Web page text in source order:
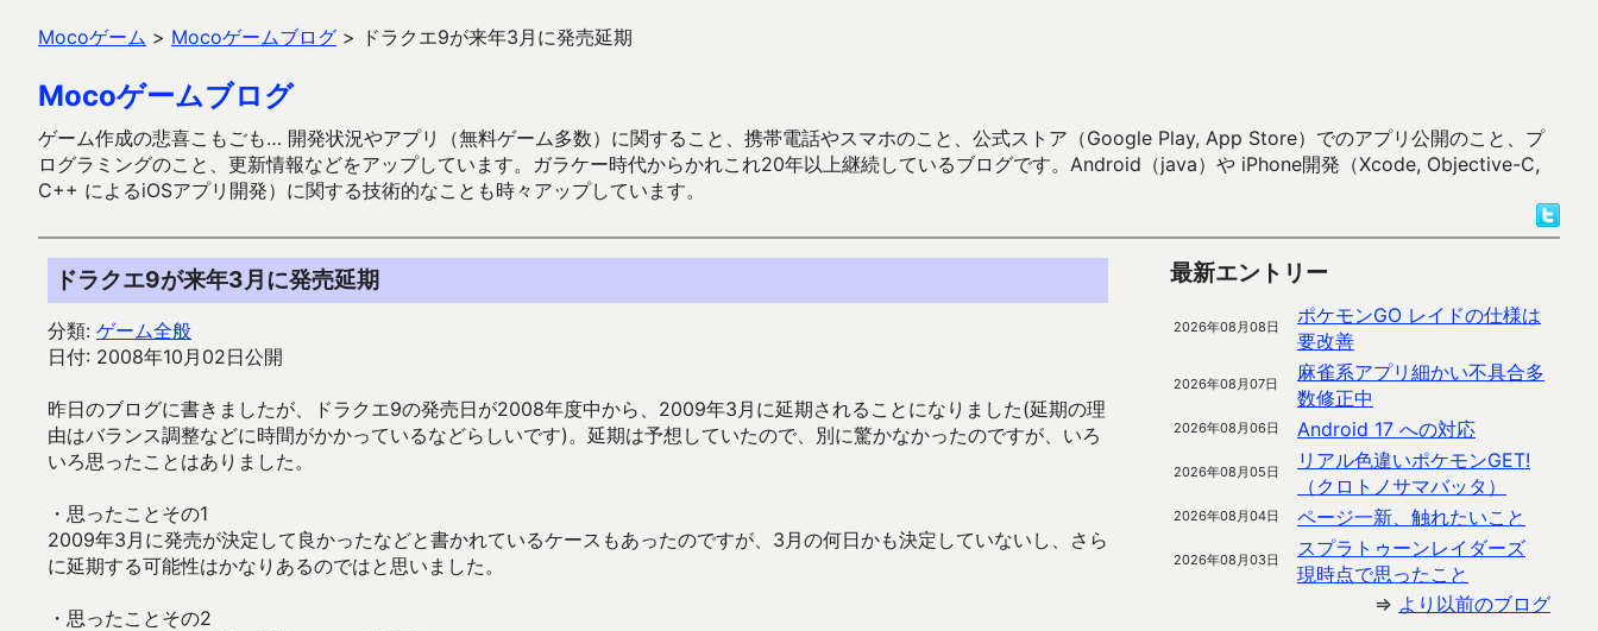
Mocoゲーム > Mocoゲームブログ > ドラクエ9が来年3月に発売延期
Mocoゲームブログ
ゲーム作成の悲喜こもごも… 開発状況やアプリ（無料ゲーム多数）に関すること、携帯電話やスマホのこと、公式ストア（Google Play, App Store）でのアプリ公開のこと、プ
ログラミングのこと、更新情報などをアップしています。ガラケー時代からかれこれ20年以上継続しているブログです。Android（java）や iPhone開発（Xcode, Objective-C,
C++ によるiOSアプリ開発）に関する技術的なことも時々アップしています。
ドラクエ9が来年3月に発売延期
分類: ゲーム全般
日付: 2008年10月02日公開
昨日のブログに書きましたが、ドラクエ9の発売日が2008年度中から、2009年3月に延期されることになりました(延期の理
由はバランス調整などに時間がかかっているなどらしいです)。延期は予想していたので、別に驚かなかったのですが、いろ
いろ思ったことはありました。
・思ったことその1
2009年3月に発売が決定して良かったなどと書かれているケースもあったのですが、3月の何日かも決定していないし、さら
に延期する可能性はかなりあるのではと思いました。
・思ったことその2
最新エントリー
2026年08月08日
ポケモンGO レイドの仕様は
要改善
2026年08月07日
麻雀系アプリ細かい不具合多
数修正中
2026年08月06日 Android 17 への対応
2026年08月05日
リアル色違いポケモンGET!
（クロトノサマバッタ）
2026年08月04日 ページ一新、触れたいこと
2026年08月03日
スプラトゥーンレイダーズ
現時点で思ったこと
⇒ より以前のブログ